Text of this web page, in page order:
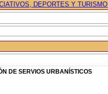
DEPORTES Y TURISMO
DE SERVIOS URBANÍSTICOS